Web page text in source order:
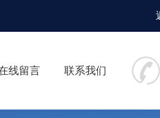
线留言 联系我们